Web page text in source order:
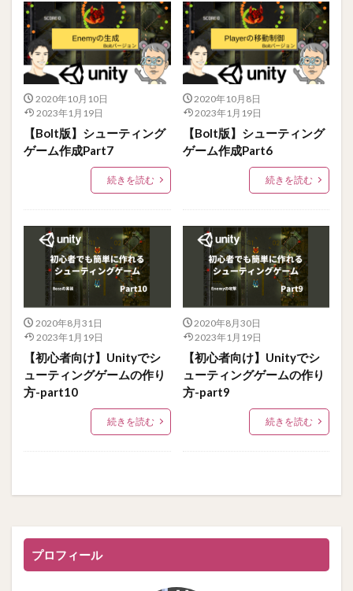
2020年10月10日
2023年1月19日
【Bolt版】シューティング
ゲーム作成Part7
続きを読む
2020年10月8日
2023年1月19日
【Bolt版】シューティング
ゲーム作成Part6
続きを読む
2020年8月31日
2023年1月19日
【初心者向け】Unityでシ
ューティングゲームの作り
方-part10
続きを読む
2020年8月30日
2023年1月19日
【初心者向け】Unityでシ
ューティングゲームの作り
方-part9
続きを読む
プロフィール